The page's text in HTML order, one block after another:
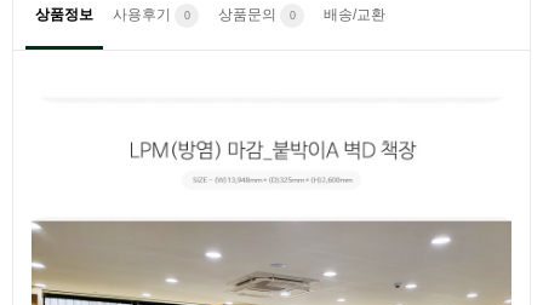
상품정보 사용후기 0 상품문의 0 배송/교환